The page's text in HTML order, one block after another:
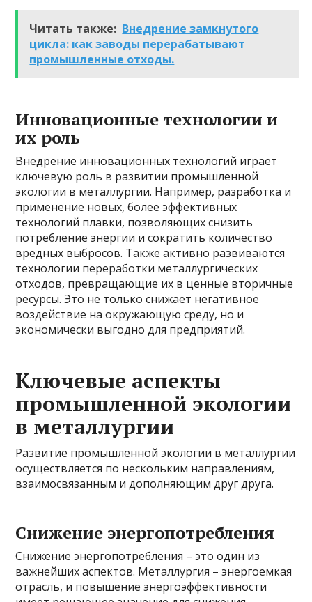
Читать также: Внедрение замкнутого
цикла: как заводы перерабатывают
промышленные отходы.
Инновационные технологии и
их роль
Внедрение инновационных технологий играет
ключевую роль в развитии промышленной
экологии в металлургии. Например, разработка и
применение новых, более эффективных
технологий плавки, позволяющих снизить
потребление энергии и сократить количество
вредных выбросов. Также активно развиваются
технологии переработки металлургических
отходов, превращающие их в ценные вторичные
ресурсы. Это не только снижает негативное
воздействие на окружающую среду, но и
экономически выгодно для предприятий.
Ключевые аспекты
промышленной экологии
в металлургии
Развитие промышленной экологии в металлургии
осуществляется по нескольким направлениям,
взаимосвязанным и дополняющим друг друга.
Снижение энергопотребления
Снижение энергопотребления – это один из
важнейших аспектов. Металлургия – энергоемкая
отрасль, и повышение энергоэффективности